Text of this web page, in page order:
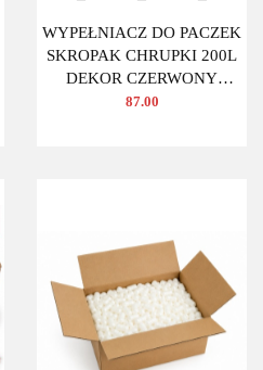
WYPEŁNIACZ DO PACZEK
SKROPAK CHRUPKI 200L
DEKOR CZERWONY
OWAL
87.00